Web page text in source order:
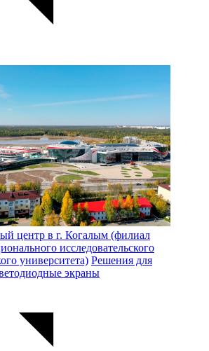
центр в г. Когалым (филиал
исследовательского
университета) Решения для
экраны